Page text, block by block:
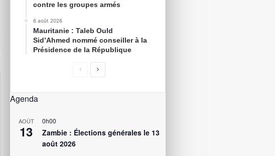
contre les groupes armés
6 août 2026
Mauritanie : Taleb Ould
Sid’Ahmed nommé conseiller à la
Présidence de la République
Agenda
AOÛT
13
0h00
Zambie : Élections générales le 13
août 2026